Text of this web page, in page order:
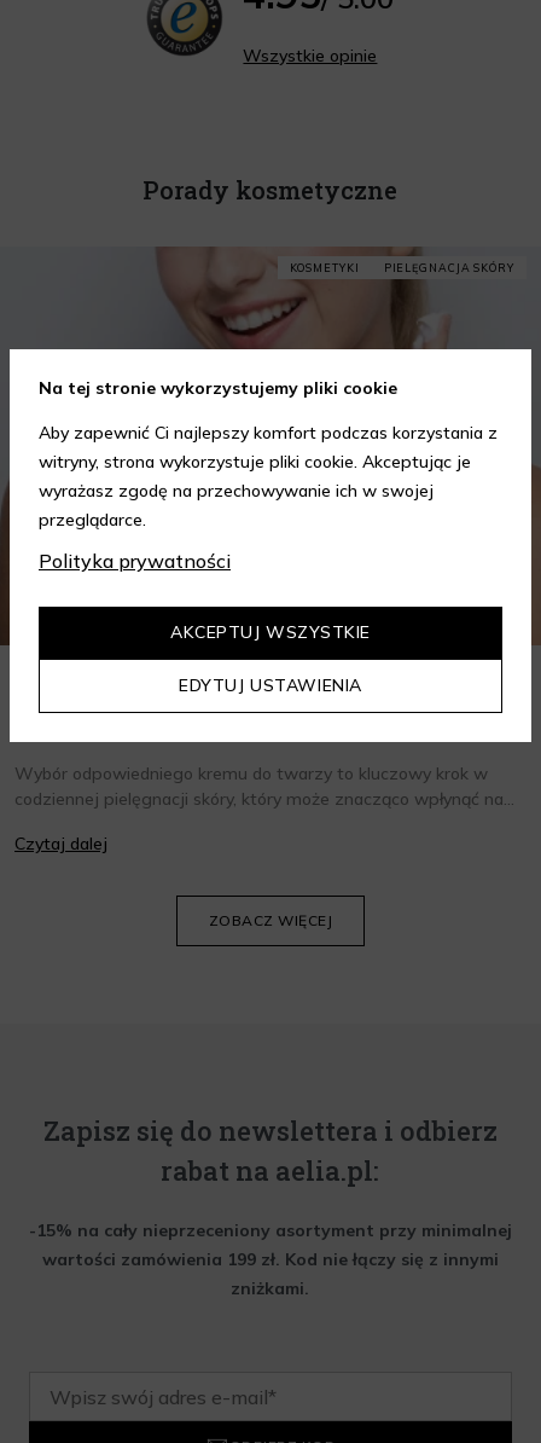
Wszystkie opinie
Porady kosmetyczne
KOSMETYKI PIELĘGNACJA SKÓRY
Jak wybrać krem do twarzy w zależności od potrzeb?
Wybór odpowiedniego kremu do twarzy to kluczowy krok w
codziennej pielęgnacji skóry, który może znacząco wpłynąć na
oraz wiedzieć, jak dopasować je do potrzeb własnej skóry.
Czytaj dalej
ZOBACZ WIĘCEJ
Zapisz się do newslettera i odbierz
rabat na aelia.pl:
-15% na cały nieprzeceniony asortyment przy minimalnej
wartości zamówienia 199 zł. Kod nie łączy się z innymi
zniżkami.
Na tej stronie wykorzystujemy pliki cookie
Aby zapewnić Ci najlepszy komfort podczas korzystania z
witryny, strona wykorzystuje pliki cookie. Akceptując je
wyrażasz zgodę na przechowywanie ich w swojej
przeglądarce.
Polityka prywatności
EDYTUJ USTAWIENIA
AKCEPTUJ WSZYSTKIE